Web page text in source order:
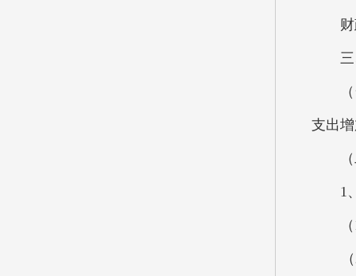
财政
三
（一
支出
（二
1、
（1
（2